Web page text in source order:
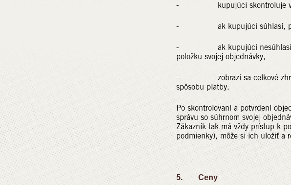
- kupujúci skontroluje
- ak kupujúci súhlasí, potvrdí
- ak kupujúci nesúhlasí,
položku svojej objednávky,
- zobrazí sa celkové zhrnutie
spôsobu platby.
Po skontrolovaní a potvrdení
správu so súhrnom svojej
Zákazník tak má vždy prístup k
podmienky), môže si ich uložiť a
5. Ceny